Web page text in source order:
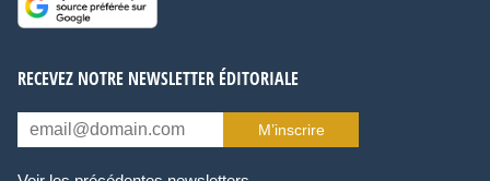
RECEVEZ NOTRE NEWSLETTER ÉDITORIALE
M’inscrire